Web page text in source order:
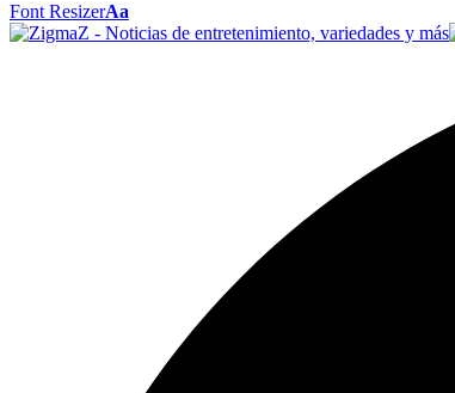
Font ResizerAa